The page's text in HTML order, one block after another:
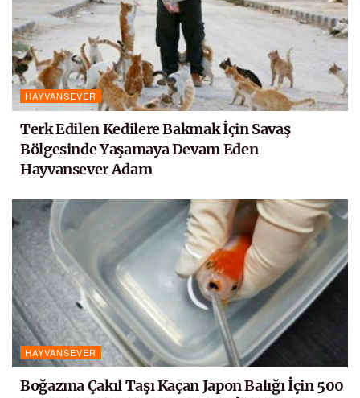
HAYVANSEVER
Terk Edilen Kedilere Bakmak İçin Savaş
Bölgesinde Yaşamaya Devam Eden
Hayvansever Adam
HAYVANSEVER
Boğazına Çakıl Taşı Kaçan Japon Balığı İçin 500